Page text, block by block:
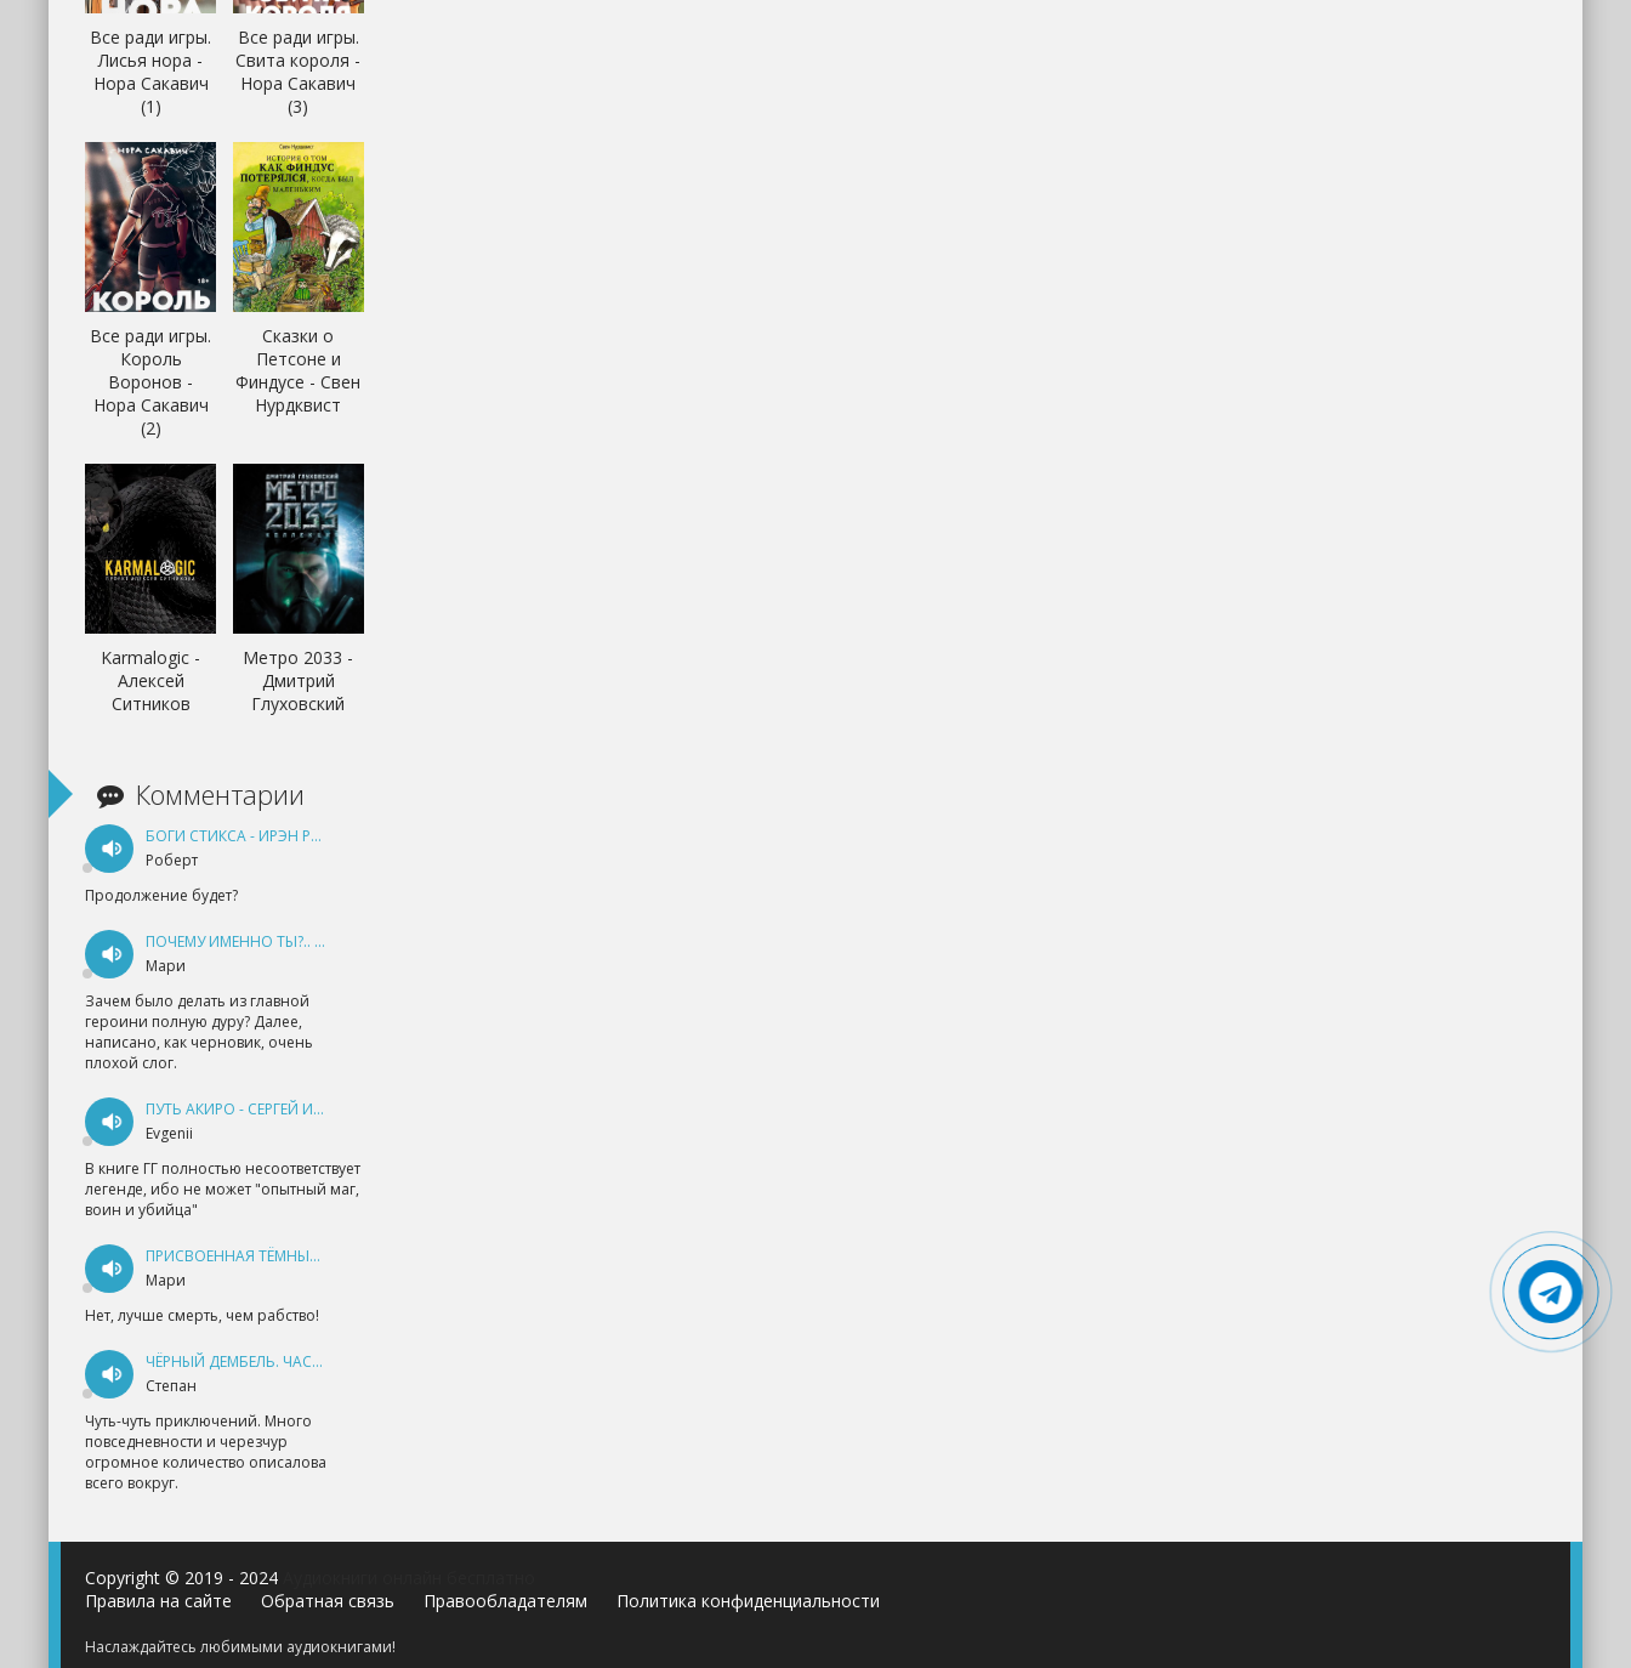
Все ради игры.
Лисья нора -
Нора Сакавич
(1)
Все ради игры.
Свита короля -
Нора Сакавич
(3)
Все ради игры.
Король
Воронов -
Нора Сакавич
(2)
Сказки о
Петсоне и
Финдусе - Свен
Нурдквист
Karmalogic -
Алексей
Ситников
Метро 2033 -
Дмитрий
Глуховский
Комментарии
БОГИ СТИКСА - ИРЭН РУДКЕВИЧ
Роберт
Продолжение будет?
ПОЧЕМУ ИМЕННО ТЫ?.. КНИГА 1 - ЕКАТЕРИНА ЮДИНА
Мари
Зачем было делать из главной
героини полную дуру? Далее,
написано, как черновик, очень
плохой слог.
ПУТЬ АКИРО - СЕРГЕЙ ИЗМАЙЛОВ
Evgenii
В книге ГГ полностью несоответствует
легенде, ибо не может "опытный маг,
воин и убийца"
ПРИСВОЕННАЯ ТЁМНЫМ. ПРОКЛЯТАЯ ЛЮБОВЬ - АННА ГЕРР
Мари
Нет, лучше смерть, чем рабство!
ЧЁРНЫЙ ДЕМБЕЛЬ. ЧАСТЬ 1 - АНДРЕЙ ФЕДИН
Степан
Чуть-чуть приключений. Много
повседневности и черезчур
огромное количество описалова
всего вокруг.
Copyright © 2019 - 2024
Правила на сайте
Обратная связь Правообладателям Политика конфиденциальности
Наслаждайтесь любимыми аудиокнигами!